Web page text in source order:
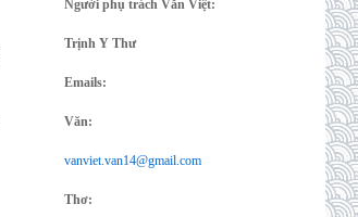
Người phụ trách Văn Việt:
Trịnh Y Thư
Emails:
Văn:
vanviet.van14@gmail.com
Thơ: